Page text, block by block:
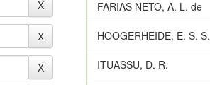
FARIAS NETO, A. L. de
HOOGERHEIDE, E. S. S.
ITUASSU, D. R.